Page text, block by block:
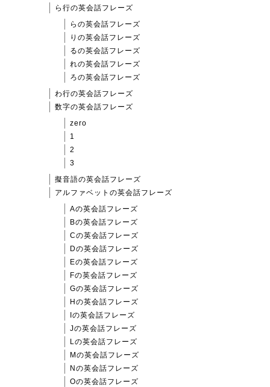
ら行の英会話フレーズ
らの英会話フレーズ
りの英会話フレーズ
るの英会話フレーズ
れの英会話フレーズ
ろの英会話フレーズ
わ行の英会話フレーズ
数字の英会話フレーズ
zero
1
2
3
擬音語の英会話フレーズ
アルファベットの英会話フレーズ
Aの英会話フレーズ
Bの英会話フレーズ
Cの英会話フレーズ
Dの英会話フレーズ
Eの英会話フレーズ
Fの英会話フレーズ
Gの英会話フレーズ
Hの英会話フレーズ
Iの英会話フレーズ
Jの英会話フレーズ
Lの英会話フレーズ
Mの英会話フレーズ
Nの英会話フレーズ
Oの英会話フレーズ